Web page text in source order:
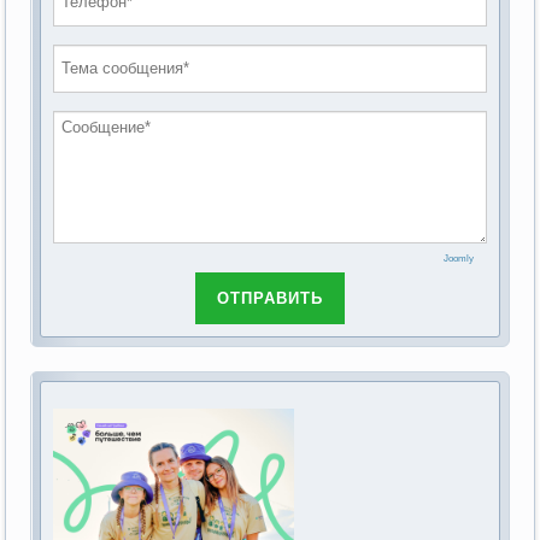
обсуждению Федерального закона Российской
основах социального обслуживания граждан в
2019 год
2018 год
Joomly
ОТПРАВИТЬ